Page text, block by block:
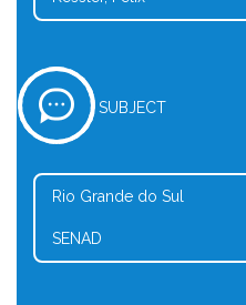
SUBJECT
Rio Grande do Sul
SENAD